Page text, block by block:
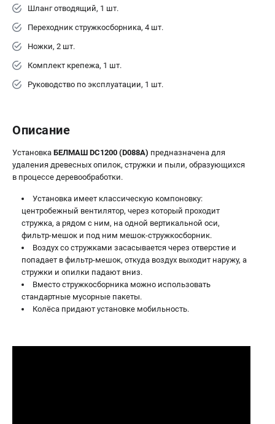
Шланг отводящий, 1 шт.
Переходник стружкосборника, 4 шт.
Ножки, 2 шт.
Комплект крепежа, 1 шт.
Руководство по эксплуатации, 1 шт.
Описание
Установка БЕЛМАШ DC1200 (D088A) предназначена для
удаления древесных опилок, стружки и пыли, образующихся
в процессе деревообработки.
Установка имеет классическую компоновку:
центробежный вентилятор, через который проходит
стружка, а рядом с ним, на одной вертикальной оси,
фильтр-мешок и под ним мешок-стружкосборник.
Воздух со стружками засасывается через отверстие и
попадает в фильтр-мешок, откуда воздух выходит наружу, а
стружки и опилки падают вниз.
Вместо стружкосборника можно использовать
стандартные мусорные пакеты.
Колёса придают установке мобильность.